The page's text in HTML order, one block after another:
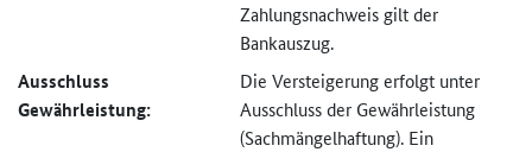
Zahlungsnachweis gilt der
Bankauszug.
Ausschluss
Gewährleistung:
Die Versteigerung erfolgt unter
Ausschluss der Gewährleistung
(Sachmängel­haftung). Ein